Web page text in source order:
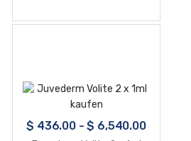
$ 436.00-$ 6,540.00